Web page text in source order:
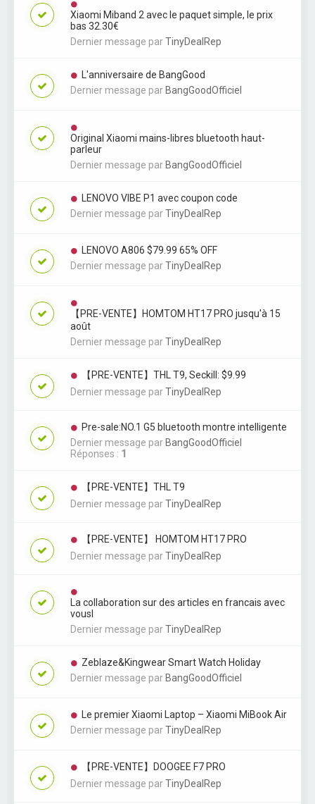
Xiaomi Miband 2 avec le paquet simple, le prix
bas 32.30€
Dernier message parTinyDealRep
L'anniversaire de BangGood
Dernier message par BangGoodOfficiel
Original Xiaomi mains-libres bluetooth haut-
parleur
Dernier message par BangGoodOfficiel
LENOVO VIBE P1 avec coupon code
Dernier message parTinyDealRep
LENOVO A806 $79.99 65% OFF
Dernier message parTinyDealRep
【PRE-VENTE】HOMTOM HT17 PRO jusqu'à 15
août
Dernier message parTinyDealRep
【PRE-VENTE】THL T9, Seckill: $9.99
Dernier message parTinyDealRep
Pre-sale:NO.1 G5 bluetooth montre intelligente
Dernier message par BangGoodOfficiel
Réponses : 1
【PRE-VENTE】THL T9
Dernier message parTinyDealRep
【PRE-VENTE】 HOMTOM HT17 PRO
Dernier message parTinyDealRep
La collaboration sur des articles en francais avec
vousl
Dernier message parTinyDealRep
Zeblaze&Kingwear Smart Watch Holiday
Dernier message par BangGoodOfficiel
Le premier Xiaomi Laptop – Xiaomi MiBook Air
Dernier message parTinyDealRep
【PRE-VENTE】DOOGEE F7 PRO
Dernier message parTinyDealRep